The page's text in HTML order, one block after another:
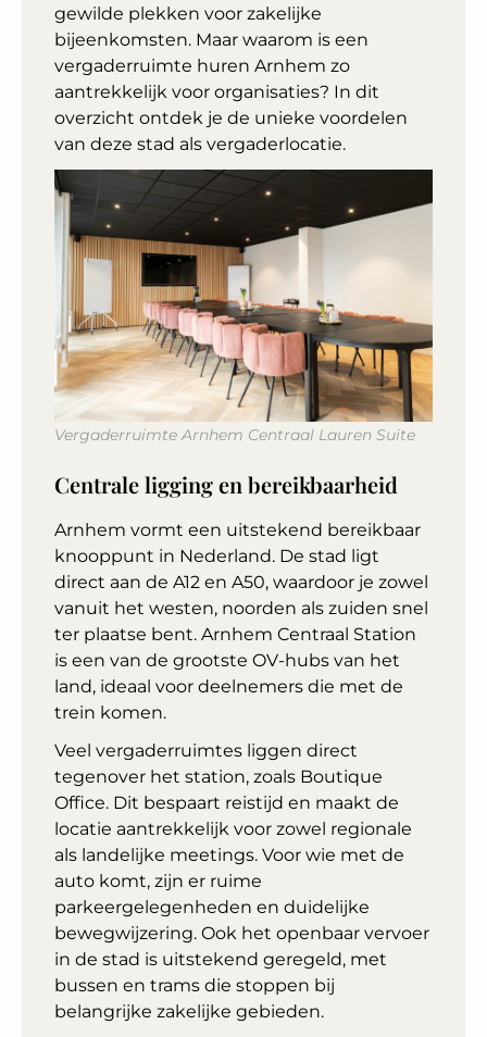
gewilde plekken voor zakelijke
bijeenkomsten. Maar waarom is een
vergaderruimte huren Arnhem zo
aantrekkelijk voor organisaties? In dit
overzicht ontdek je de unieke voordelen
van deze stad als vergaderlocatie.
Vergaderruimte Arnhem Centraal Lauren Suite
Centrale ligging en bereikbaarheid
Arnhem vormt een uitstekend bereikbaar
knooppunt in Nederland. De stad ligt
direct aan de A12 en A50, waardoor je zowel
vanuit het westen, noorden als zuiden snel
ter plaatse bent. Arnhem Centraal Station
is een van de grootste OV-hubs van het
land, ideaal voor deelnemers die met de
trein komen.
Veel vergaderruimtes liggen direct
tegenover het station, zoals Boutique
Office. Dit bespaart reistijd en maakt de
locatie aantrekkelijk voor zowel regionale
als landelijke meetings. Voor wie met de
auto komt, zijn er ruime
parkeergelegenheden en duidelijke
bewegwijzering. Ook het openbaar vervoer
in de stad is uitstekend geregeld, met
bussen en trams die stoppen bij
belangrijke zakelijke gebieden.